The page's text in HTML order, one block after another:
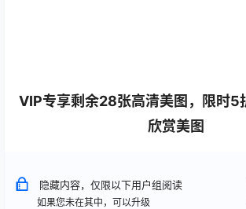
VIP专享剩余28张高清美图，限时5
欣赏美图
隐藏内容，仅限以下用户组阅读
如果您未在其中，可以升级